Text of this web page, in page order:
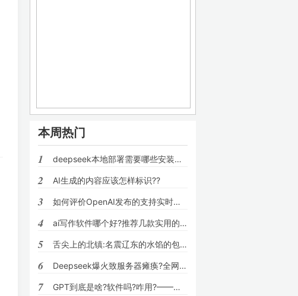
本周热门
1 deepseek本地部署需要哪些安装包??
2 AI生成的内容应该怎样标识??
3 如何评价OpenAI发布的支持实时语音对话的模
4 ai写作软件哪个好?推荐几款实用的ai写文章
5 舌尖上的北镇:名震辽东的水馅的包子,为何会
6 Deepseek爆火致服务器瘫痪?全网最全自救指
7 GPT到底是啥?软件吗?咋用?——纯小白必看?